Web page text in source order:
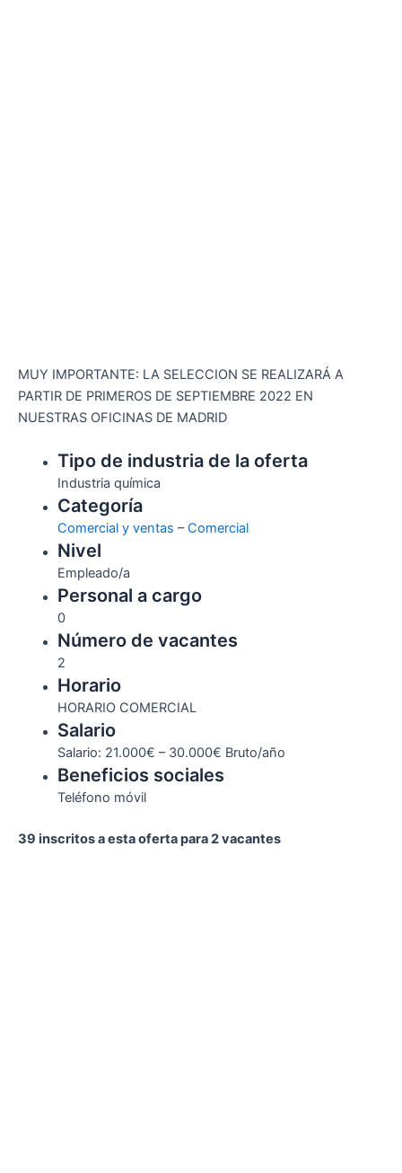
MUY IMPORTANTE: LA SELECCION SE REALIZARÁ A
PARTIR DE PRIMEROS DE SEPTIEMBRE 2022 EN
NUESTRAS OFICINAS DE MADRID
Tipo de industria de la oferta
Industria química
Categoría
Comercial y ventas –Comercial
Nivel
Empleado/a
Personal a cargo
0
Número de vacantes
2
Horario
HORARIO COMERCIAL
Salario
Salario: 21.000€ – 30.000€ Bruto/año
Beneficios sociales
Teléfono móvil
39 inscritos a esta oferta para 2 vacantes